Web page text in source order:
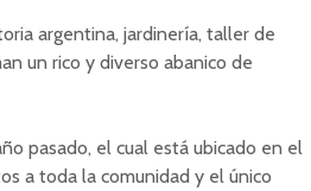
argentina, jardinería, taller de
un rico y diverso abanico de
pasado, el cual está ubicado en el
a toda la comunidad y el único